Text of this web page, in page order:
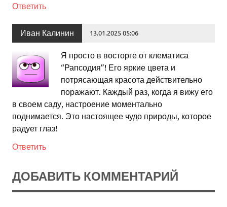
Ответить
Иван Калинин 13.01.2025 05:06
Я просто в восторге от клематиса
“Рапсодия”! Его яркие цвета и
потрясающая красота действительно
поражают. Каждый раз, когда я вижу его
в своем саду, настроение моментально
поднимается. Это настоящее чудо природы, которое
радует глаз!
Ответить
ДОБАВИТЬ КОММЕНТАРИЙ